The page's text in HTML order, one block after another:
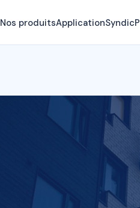
Nos produitsApplication